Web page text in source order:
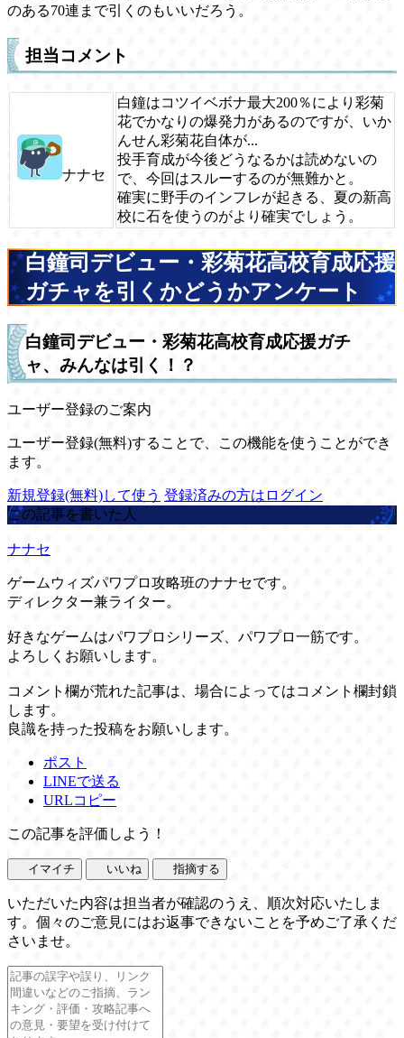
のある70連まで引くのもいいだろう。
担当コメント
ナナセ
白鐘はコツイベボナ最大200％により彩菊
花でかなりの爆発力があるのですが、いか
んせん彩菊花自体が...
投手育成が今後どうなるかは読めないの
で、今回はスルーするのが無難かと。
確実に野手のインフレが起きる、夏の新高
校に石を使うのがより確実でしょう。
白鐘司デビュー・彩菊花高校育成応援
ガチャを引くかどうかアンケート
白鐘司デビュー・彩菊花高校育成応援ガチ
ャ、みんなは引く！？
ユーザー登録のご案内
ユーザー登録(無料)することで、この機能を使うことができ
ます。
新規登録(無料)して使う 登録済みの方はログイン
この記事を書いた人
ナナセ
ゲームウィズパワプロ攻略班のナナセです。
ディレクター兼ライター。
好きなゲームはパワプロシリーズ、パワプロ一筋です。
よろしくお願いします。
コメント欄が荒れた記事は、場合によってはコメント欄封鎖
します。
良識を持った投稿をお願いします。
ポスト
LINEで送る
URLコピー
この記事を評価しよう！
イマイチ いいね 指摘する
いただいた内容は担当者が確認のうえ、順次対応いたしま
す。個々のご意見にはお返事できないことを予めご了承くだ
さいませ。